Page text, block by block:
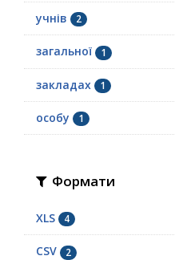
учнів 2
загальної 1
закладах 1
особу 1
Формати
XLS 4
CSV 2